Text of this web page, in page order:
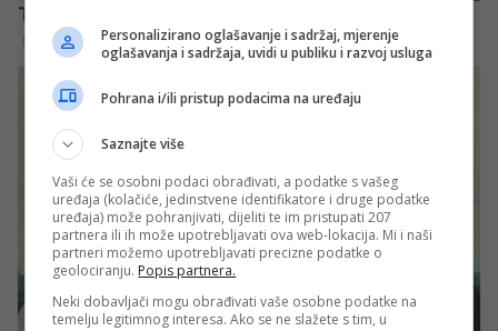
Personalizirano oglašavanje i sadržaj, mjerenje
oglašavanja i sadržaja, uvidi u publiku i razvoj usluga
Pohrana i/ili pristup podacima na uređaju
Saznajte više
Vaši će se osobni podaci obrađivati, a podatke s vašeg
uređaja (kolačiće, jedinstvene identifikatore i druge podatke
uređaja) može pohranjivati, dijeliti te im pristupati 207
partnera ili ih može upotrebljavati ova web-lokacija. Mi i naši
partneri možemo upotrebljavati precizne podatke o
geolociranju. Popis partnera.
Neki dobavljači mogu obrađivati vaše osobne podatke na
temelju legitimnog interesa. Ako se ne slažete s tim, u